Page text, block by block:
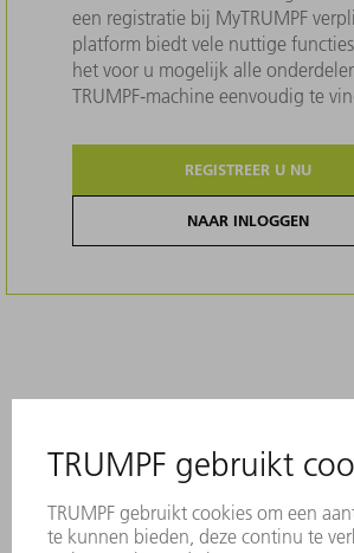
een registratie bij MyTRUMPF
platform biedt vele nuttige
het voor u mogelijk alle
TRUMPF-machine eenvoudig te
REGISTREER U NU
NAAR INLOGGEN